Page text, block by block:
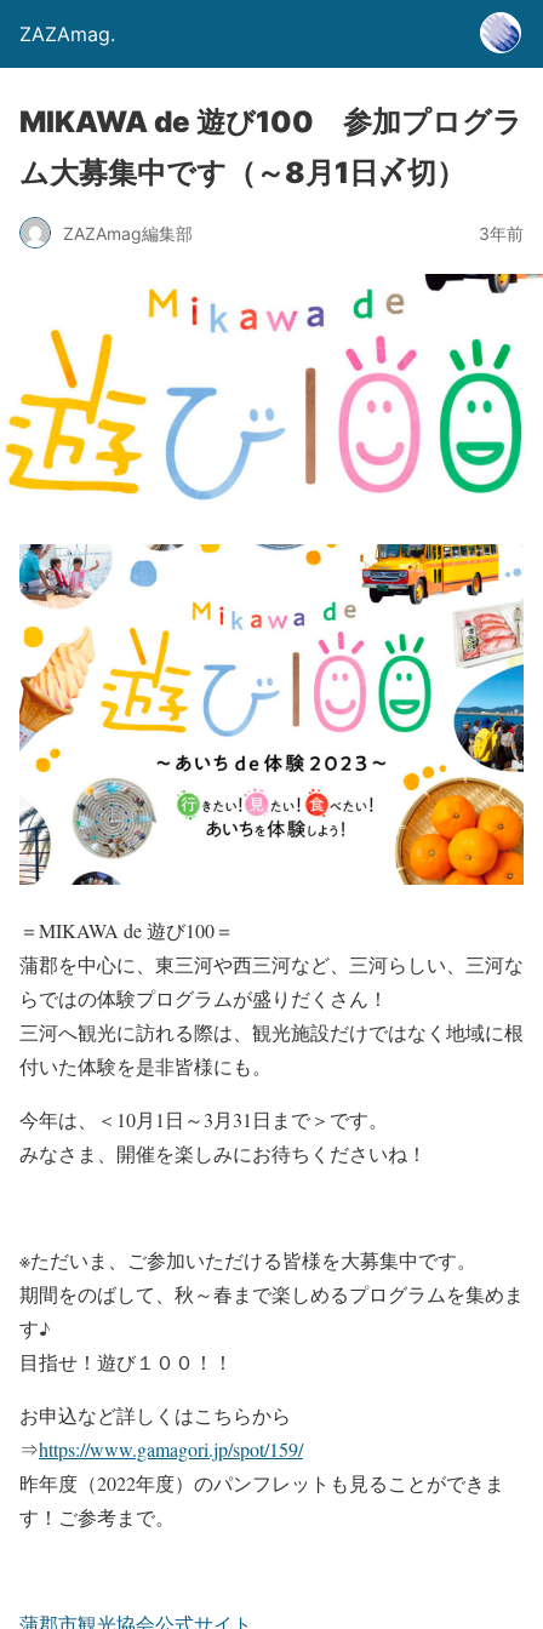
ZAZAmag.
MIKAWA de 遊び100 参加プログラ
ム大募集中です（～8月1日〆切）
ZAZAmag編集部 3年前
＝MIKAWA de 遊び100＝
蒲郡を中心に、東三河や西三河など、三河らしい、三河な
らではの体験プログラムが盛りだくさん！
三河へ観光に訪れる際は、観光施設だけではなく地域に根
付いた体験を是非皆様にも。
今年は、＜10月1日～3月31日まで＞です。
みなさま、開催を楽しみにお待ちくださいね！
※ただいま、ご参加いただける皆様を大募集中です。
期間をのばして、秋～春まで楽しめるプログラムを集めま
す♪
目指せ！遊び１００！！
お申込など詳しくはこちらから
⇒https://www.gamagori.jp/spot/159/
昨年度（2022年度）のパンフレットも見ることができま
す！ご参考まで。
蒲郡市観光協会公式サイト